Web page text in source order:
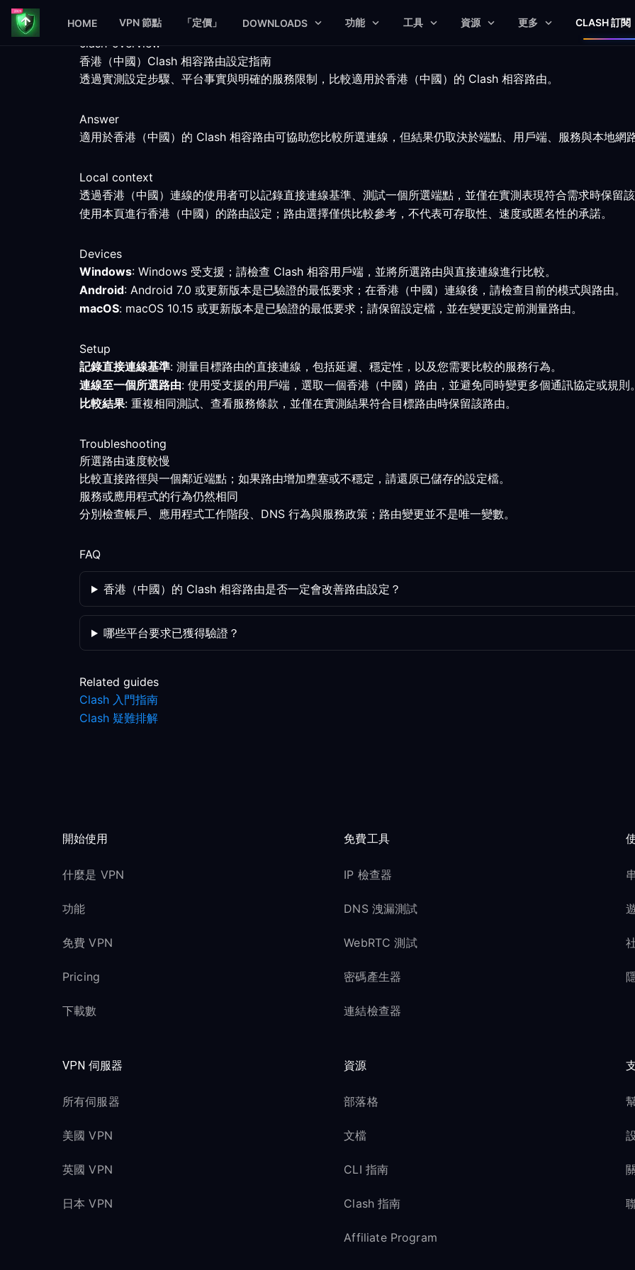
HOME VPN 節點 「定價」 DOWNLOADS 功能 工具 資源 更多 CLASH 訂閱
clash-overview
香港（中國）Clash 相容路由設定指南
透過實測設定步驟、平台事實與明確的服務限制，比較適用於香港（中國）的 Clash 相容路由。
Answer
適用於香港（中國）的 Clash 相容路由可協助您比較所選連線，但結果仍取決於端點、用戶端、服務與本地網
Local context
透過香港（中國）連線的使用者可以記錄直接連線基準、測試一個所選端點，並僅在實測表現符合需求時保留
使用本頁進行香港（中國）的路由設定；路由選擇僅供比較參考，不代表可存取性、速度或匿名性的承諾。
Devices
Windows: Windows 受支援；請檢查 Clash 相容用戶端，並將所選路由與直接連線進行比較。
Android: Android 7.0 或更新版本是已驗證的最低要求；在香港（中國）連線後，請檢查目前的模式與路由。
macOS: macOS 10.15 或更新版本是已驗證的最低要求；請保留設定檔，並在變更設定前測量路由。
Setup
記錄直接連線基準: 測量目標路由的直接連線，包括延遲、穩定性，以及您需要比較的服務行為。
連線至一個所選路由: 使用受支援的用戶端，選取一個香港（中國）路由，並避免同時變更多個通訊協定或規則
比較結果: 重複相同測試、查看服務條款，並僅在實測結果符合目標路由時保留該路由。
Troubleshooting
所選路由速度較慢
比較直接路徑與一個鄰近端點；如果路由增加壅塞或不穩定，請還原已儲存的設定檔。
服務或應用程式的行為仍然相同
分別檢查帳戶、應用程式工作階段、DNS 行為與服務政策；路由變更並不是唯一變數。
FAQ
香港（中國）的 Clash 相容路由是否一定會改善路由設定？
哪些平台要求已獲得驗證？
Related guides
Clash 入門指南
Clash 疑難排解
開始使用
什麼是 VPN
功能
免費 VPN
Pricing
下載數
免費工具
IP 檢查器
DNS 洩漏測試
WebRTC 測試
密碼產生器
連結檢查器
VPN 伺服器
所有伺服器
美國 VPN
英國 VPN
日本 VPN
資源
部落格
文檔
CLI 指南
Clash 指南
Affiliate Program